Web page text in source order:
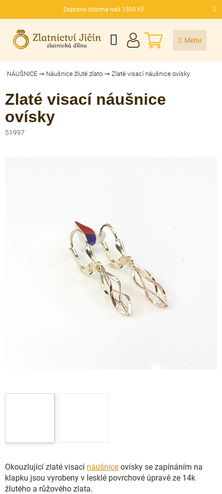
Doprava zdarma nad 1500 Kč
CZK
NÁKUPNÍ
KOŠÍK
NÁUŠNICE Náušnice žluté zlato Zlaté visací náušnice ovísky
Zlaté visací náušnice
ovísky
51997
Okouzlující zlaté visací náušnice ovísky se zapínáním na
klapku jsou vyrobeny v lesklé povrchové úpravě ze 14k
žlutého a růžového zlata.